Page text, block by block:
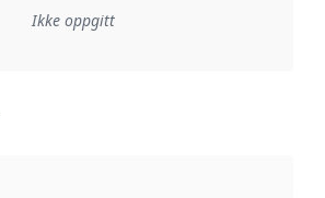
Referanse til en implementasjonsregel
Ikke oppgitt